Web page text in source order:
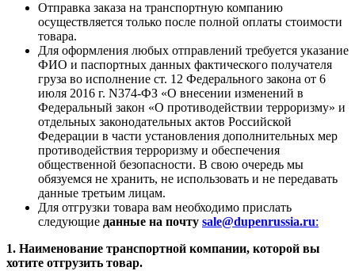
Отправка заказа на транспортную компанию
осуществляется только после полной оплаты стоимости
товара.
Для оформления любых отправлений требуется указание
ФИО и паспортных данных фактического получателя
груза во исполнение ст. 12 Федерального закона от 6
июля 2016 г. N374-ФЗ «О внесении изменений в
Федеральный закон «О противодействии терроризму» и
отдельных законодательных актов Российской
Федерации в части установления дополнительных мер
противодействия терроризму и обеспечения
общественной безопасности. В свою очередь мы
обязуемся не хранить, не использовать и не передавать
данные третьим лицам.
Для отгрузки товара вам необходимо прислать
следующие данные на почту sale@dupenrussia.ru:
1. Наименование транспортной компании, которой вы
хотите отгрузить товар.